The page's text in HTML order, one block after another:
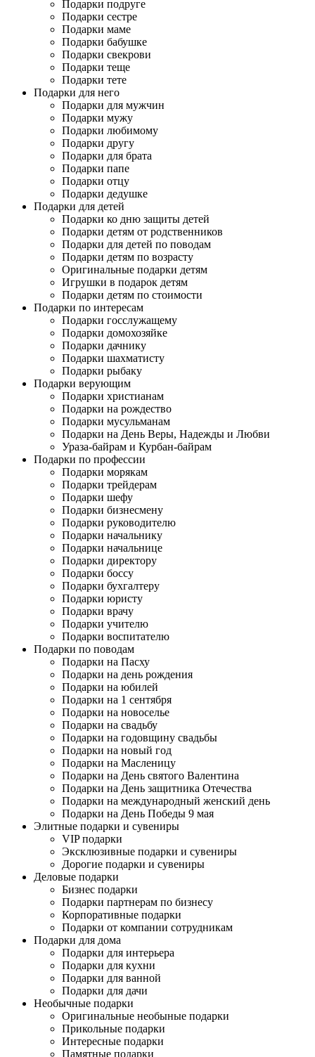
Подарки подруге
Подарки сестре
Подарки маме
Подарки бабушке
Подарки свекрови
Подарки теще
Подарки тете
Подарки для него
Подарки для мужчин
Подарки мужу
Подарки любимому
Подарки другу
Подарки для брата
Подарки папе
Подарки отцу
Подарки дедушке
Подарки для детей
Подарки ко дню защиты детей
Подарки детям от родственников
Подарки для детей по поводам
Подарки детям по возрасту
Оригинальные подарки детям
Игрушки в подарок детям
Подарки детям по стоимости
Подарки по интересам
Подарки госслужащему
Подарки домохозяйке
Подарки дачнику
Подарки шахматисту
Подарки рыбаку
Подарки верующим
Подарки христианам
Подарки на рождество
Подарки мусульманам
Подарки на День Веры, Надежды и Любви
Ураза-байрам и Курбан-байрам
Подарки по профессии
Подарки морякам
Подарки трейдерам
Подарки шефу
Подарки бизнесмену
Подарки руководителю
Подарки начальнику
Подарки начальнице
Подарки директору
Подарки боссу
Подарки бухгалтеру
Подарки юристу
Подарки врачу
Подарки учителю
Подарки воспитателю
Подарки по поводам
Подарки на Пасху
Подарки на день рождения
Подарки на юбилей
Подарки на 1 сентября
Подарки на новоселье
Подарки на свадьбу
Подарки на годовщину свадьбы
Подарки на новый год
Подарки на Масленицу
Подарки на День святого Валентина
Подарки на День защитника Отечества
Подарки на международный женский день
Подарки на День Победы 9 мая
Элитные подарки и сувениры
VIP подарки
Эксклюзивные подарки и сувениры
Дорогие подарки и сувениры
Деловые подарки
Бизнес подарки
Подарки партнерам по бизнесу
Корпоративные подарки
Подарки от компании сотрудникам
Подарки для дома
Подарки для интерьера
Подарки для кухни
Подарки для ванной
Подарки для дачи
Необычные подарки
Оригинальные необыные подарки
Прикольные подарки
Интересные подарки
Памятные подарки